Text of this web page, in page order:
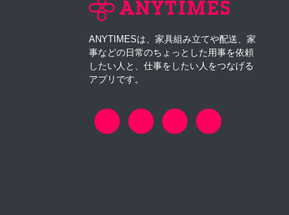
ANYTIMESは、家具組み立てや配送、家
事などの日常のちょっとした用事を依頼
したい人と、仕事をしたい人をつなげる
アプリです。